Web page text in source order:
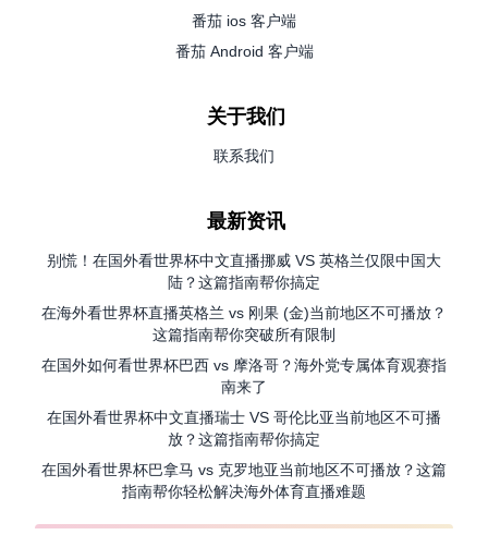
番茄 ios 客户端
番茄 Android 客户端
关于我们
联系我们
最新资讯
别慌！在国外看世界杯中文直播挪威 VS 英格兰仅限中国大
陆？这篇指南帮你搞定
在海外看世界杯直播英格兰 vs 刚果 (金)当前地区不可播放？
这篇指南帮你突破所有限制
在国外如何看世界杯巴西 vs 摩洛哥？海外党专属体育观赛指
南来了
在国外看世界杯中文直播瑞士 VS 哥伦比亚当前地区不可播
放？这篇指南帮你搞定
在国外看世界杯巴拿马 vs 克罗地亚当前地区不可播放？这篇
指南帮你轻松解决海外体育直播难题